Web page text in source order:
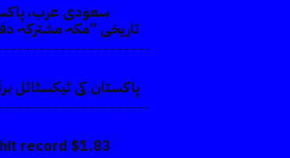
سعودی عرب،
تاریخی ”مکہ مشترکہ
پاکستان کی ٹیکسٹائل
record $1.83